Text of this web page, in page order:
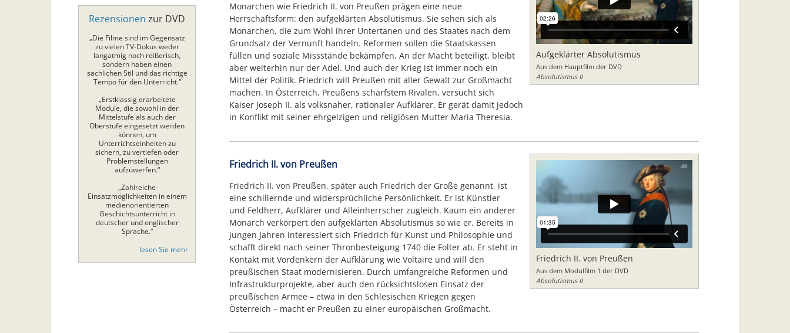
Rezensionen zur DVD
„Die Filme sind im Gegensatz
zu vielen TV-Dokus weder
langatmig noch reißerisch,
sondern haben einen
sachlichen Stil und das richtige
Tempo für den Unterricht.“
„Erstklassig erarbeitete
Module, die sowohl in der
Mittelstufe als auch der
Oberstufe eingesetzt werden
können, um
Unterrichtseinheiten zu
sichern, zu vertiefen oder
Problemstellungen
aufzuwerfen.“
„Zahlreiche
Einsatzmöglichkeiten in einem
medienorientierten
Geschichtsunterricht in
deutscher und englischer
Sprache.“
lesen Sie mehr
Aufgeklärter Absolutismus
Aus dem Hauptfilm der DVD
Absolutismus II
Monarchen wie Friedrich II. von Preußen prägen eine neue
Herrschaftsform: den aufgeklärten Absolutismus. Sie sehen sich als
Monarchen, die zum Wohl ihrer Untertanen und des Staates nach dem
Grundsatz der Vernunft handeln. Reformen sollen die Staatskassen
füllen und soziale Missstände bekämpfen. An der Macht beteiligt, bleibt
aber weiterhin nur der Adel. Und auch der Krieg ist immer noch ein
Mittel der Politik. Friedrich will Preußen mit aller Gewalt zur Großmacht
machen. In Österreich, Preußens schärfstem Rivalen, versucht sich
Kaiser Joseph II. als volksnaher, rationaler Aufklärer. Er gerät damit jedoch
in Konflikt mit seiner ehrgeizigen und religiösen Mutter Maria Theresia.
Friedrich II. von Preußen
Aus dem Modulfilm 1 der DVD
Absolutismus II
Friedrich II. von Preußen
Friedrich II. von Preußen, später auch Friedrich der Große genannt, ist
eine schillernde und widersprüchliche Persönlichkeit. Er ist Künstler
und Feldherr, Aufklärer und Alleinherrscher zugleich. Kaum ein anderer
Monarch verkörpert den aufgeklärten Absolutismus so wie er. Bereits in
jungen Jahren interessiert sich Friedrich für Kunst und Philosophie und
schafft direkt nach seiner Thronbesteigung 1740 die Folter ab. Er steht in
Kontakt mit Vordenkern der Aufklärung wie Voltaire und will den
preußischen Staat modernisieren. Durch umfangreiche Reformen und
Infrastrukturprojekte, aber auch den rücksichtslosen Einsatz der
preußischen Armee – etwa in den Schlesischen Kriegen gegen
Österreich – macht er Preußen zu einer europäischen Großmacht.